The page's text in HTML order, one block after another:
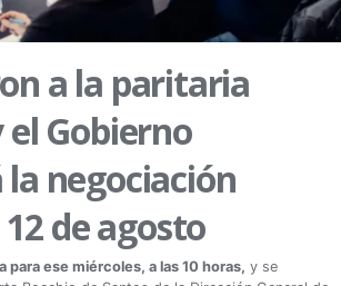
a la paritaria
Gobierno
negociación
de agosto
para ese miércoles, a las 10 horas, y se